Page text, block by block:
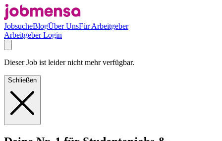
JobsucheBlogÜber UnsFür Arbeitgeber
Arbeitgeber Login
Dieser Job ist leider nicht mehr verfügbar.
Schließen